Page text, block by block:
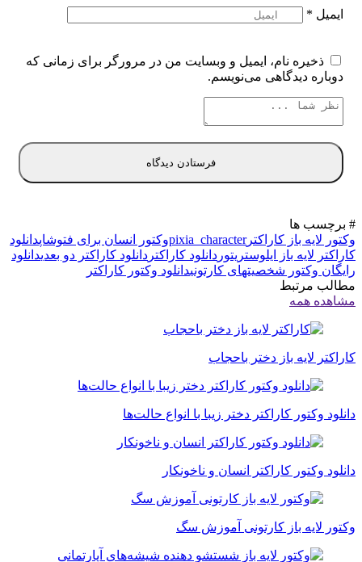
ایمیل *
ذخیره نام، ایمیل و وبسایت من در مرورگر برای زمانی که
دوباره دیدگاهی می‌نویسم.
# برچسب ها
وکتور لایه باز کاراکترpixia_characterوکتور انسان برای فتوشاپدانلود
کاراکتر لایه باز ایلوستریتور دانلود کاراکتر دانلود کاراکتر دو بعدیدانلود
رایگان وکتور شخصیتهای کارتونیدانلود وکتور کاراکتر
مطالب مرتبط
مشاهده همه
کاراکتر لایه باز دختر باحجاب
دانلود وکتور کاراکتر دختر زیبا با انواع حالت‌ها
دانلود وکتور کاراکتر انسان و ناخونکار
وکتور لایه باز کارتونی آموزش سگ